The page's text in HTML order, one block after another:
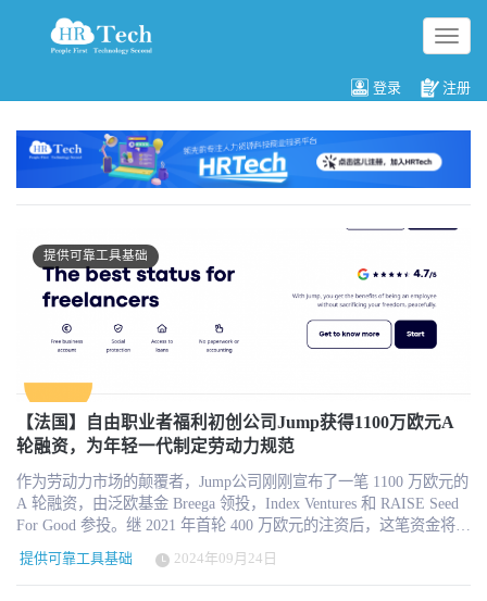
切
换
航
登录 注册
提供可靠工具基础
【法国】自由职业者福利初创公司Jump获得1100万欧元A
轮融资，为年轻一代制定劳动力规范
作为劳动力市场的颠覆者，Jump公司刚刚宣布了一笔 1100 万欧元的
A 轮融资，由泛欧基金 Breega 领投，Index Ventures 和 RAISE Seed
For Good 参投。继 2021 年首轮 400 万欧元的注资后，这笔资金将用
于加快 Jump 在法国和欧洲的发展，尤其是推广其旨在为追求自由的
年轻一代重新定义工作的创新模式。 法国有 400 多万自由职业者，
年轻一代的梦想不仅仅是传统的职业，工作世界正在经历一场深刻
提供可靠工具基础 2024年09月24日